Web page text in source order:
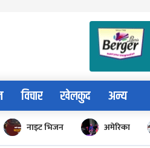
विचार खेलकुद अन्य
नाइट भिजन अमेरिका